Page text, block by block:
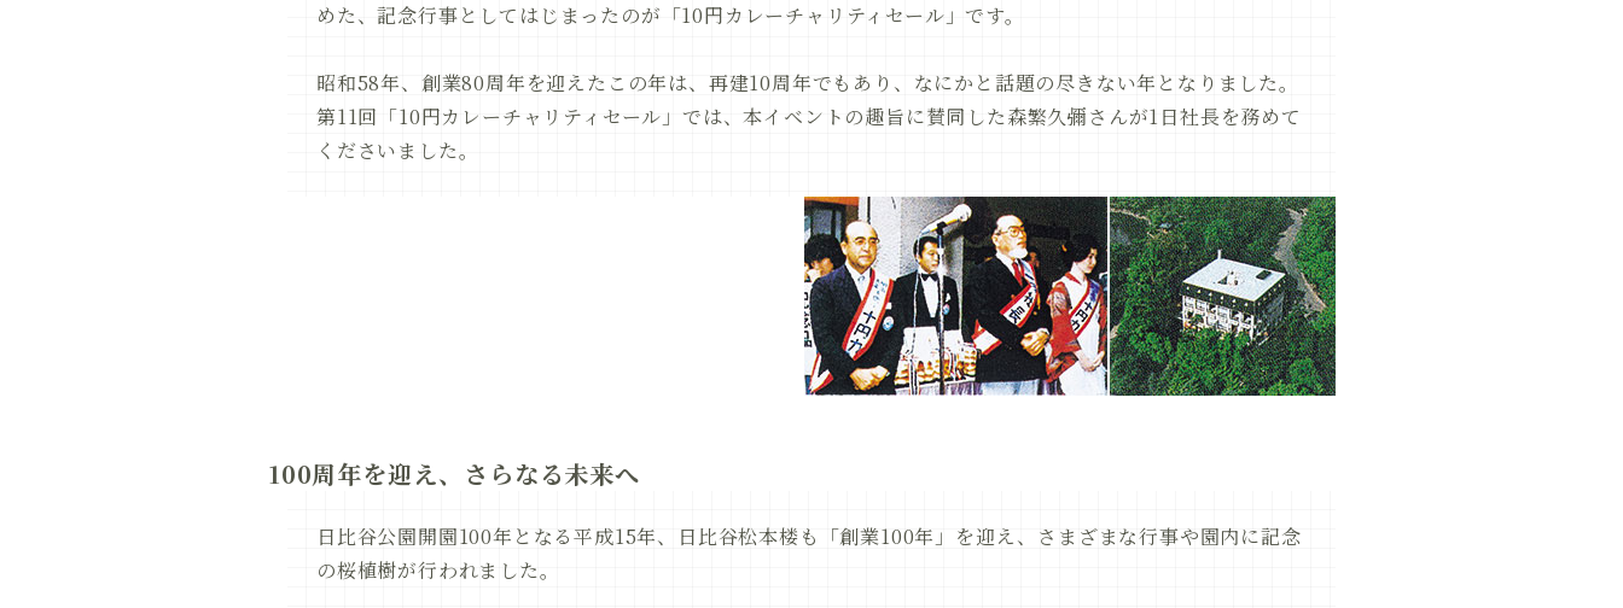
めた、記念行事としてはじまったのが「10円カレーチャリティセール」です。
昭和58年、創業80周年を迎えたこの年は、再建10周年でもあり、なにかと話題の尽きない年となりました。
第11回「10円カレーチャリティセール」では、本イベントの趣旨に賛同した森繁久彌さんが1日社長を務めて
くださいました。
100周年を迎え、さらなる未来へ
日比谷公園開園100年となる平成15年、日比谷松本楼も「創業100年」を迎え、さまざまな行事や園内に記念
の桜植樹が行われました。